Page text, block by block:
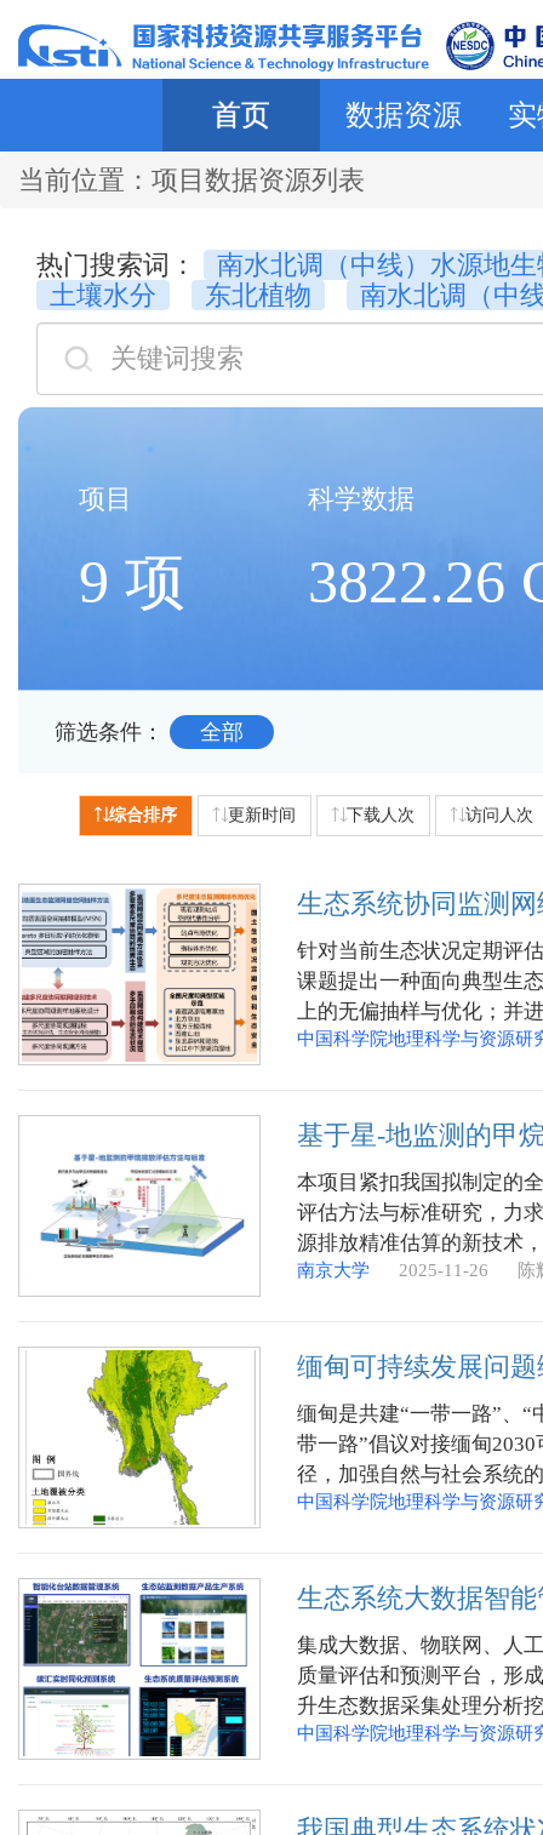
首页 数据资源
当前位置： 项目数据资源列表
热门搜索词：
南水北调（中线）水源地
土壤水分
东北植物 南水北调（中
项目
9 项
科学数据
3822.26
筛选条件： 全部
综合排序 更新时间 下载人次 访问人次
生态系统协同监测
针对当前生态状况定期评
课题提出一种面向典型生
上的无偏抽样与优化；并
找最优空间布局方案；研
中国科学院地理科学与资源研
基于星-地监测的甲
本项目紧扣我国拟制定的
评估方法与标准研究，力
源排放精准估算的新技术
些工作，项目实现了全球
南京大学 2025-11-26 陈
缅甸可持续发展问
缅甸是共建“一带一路”、
带一路”倡议对接缅甸
径，加强自然与社会系统
经济发展评价等大量研究
国2030可持续发展目标具
合作研究网络发展；(2)缅
学生2-5、培养青年技术人
中国科学院地理科学与资源研
生态系统大数据智
集成大数据、物联网、人
质量评估和预测平台，形
升生态数据采集处理分析
中国科学院地理科学与资源研